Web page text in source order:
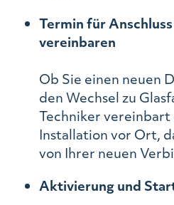
Termin für
vereinbaren
Ob Sie einen neuen
den Wechsel zu
Techniker vereinbart
Installation vor Ort,
von Ihrer neuen
Aktivierung und